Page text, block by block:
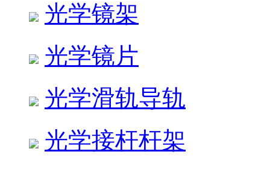
光学镜架
光学镜片
光学滑轨导轨
光学接杆杆架